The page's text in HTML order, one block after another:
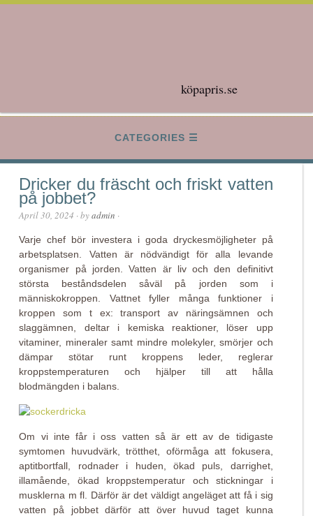
köpapris.se
CATEGORIES
Dricker du fräscht och friskt vatten
på jobbet?
April 30, 2024 · byadmin ·
Varje chef bör investera i goda dryckesmöjligheter på
arbetsplatsen. Vatten är nödvändigt för alla levande
organismer på jorden. Vatten är liv och den definitivt
största beståndsdelen såväl på jorden som i
människokroppen. Vattnet fyller många funktioner i
kroppen som t ex: transport av näringsämnen och
slaggämnen, deltar i kemiska reaktioner, löser upp
vitaminer, mineraler samt mindre molekyler, smörjer och
dämpar stötar runt kroppens leder, reglerar
kroppstemperaturen och hjälper till att hålla
blodmängden i balans.
Om vi inte får i oss vatten så är ett av de tidigaste
symtomen huvudvärk, trötthet, oförmåga att fokusera,
aptitbortfall, rodnader i huden, ökad puls, darrighet,
illamående, ökad kroppstemperatur och stickningar i
musklerna m fl. Därför är det väldigt angeläget att få i sig
vatten på jobbet därför att över huvud taget kunna